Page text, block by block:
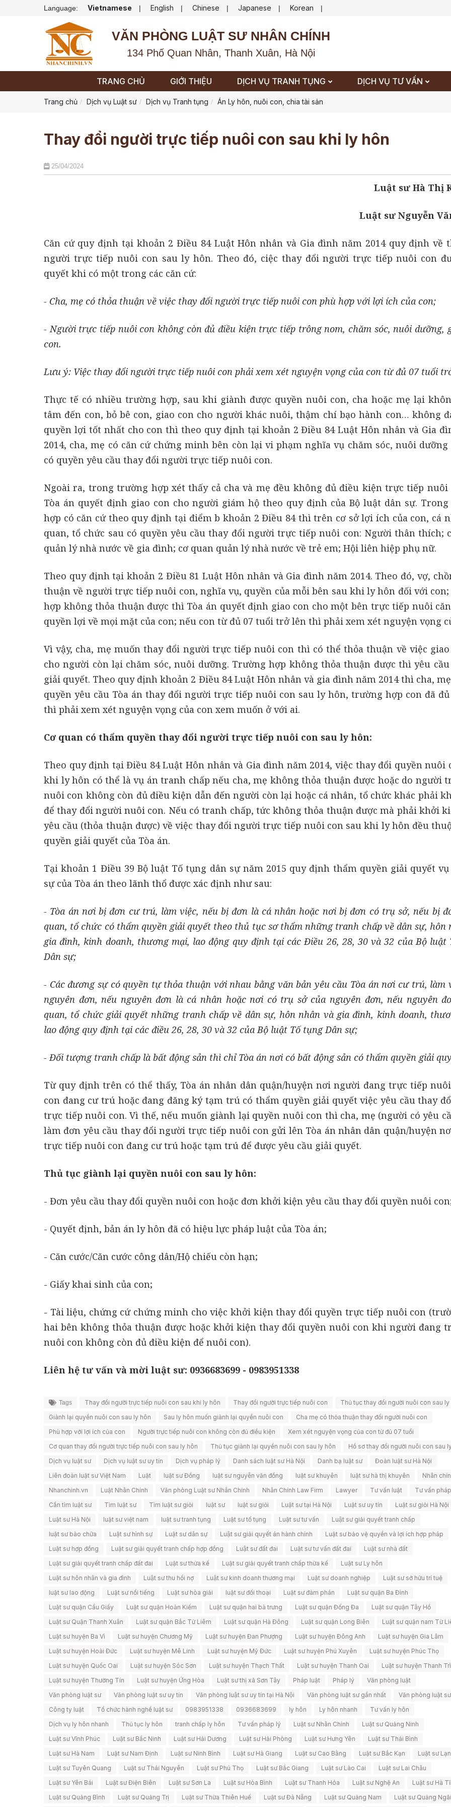
Language: Vietnamese | English | Chinese | Japanese | Korean |
VĂN PHÒNG LUẬT SƯ NHÂN CHÍNH
134 Phố Quan Nhân, Thanh Xuân, Hà Nội
TRANG CHỦ GIỚI THIỆU DỊCH VỤ TRANH TỤNG DỊCH VỤ TƯ VẤN
Trang chủ Dịch vụ Luật sư Dịch vụ Tranh tụng Án Ly hôn, nuôi con, chia tài sản
Thay đổi người trực tiếp nuôi con sau khi ly hôn
25/04/2024
Luật sư Hà Thị
Luật sư Nguyễn
Căn cứ quy định tại khoản 2 Điều 84 Luật Hôn nhân và Gia đình năm 2014 quy định về
người trực tiếp nuôi con sau ly hôn. Theo đó, ciệc thay đổi người trực tiếp nuôi con
quyết khi có một trong các căn cứ:
- Cha, mẹ có thỏa thuận về việc thay đổi người trực tiếp nuôi con phù hợp với lợi ích của con;
- Người trực tiếp nuôi con không còn đủ điều kiện trực tiếp trông nom, chăm sóc, nuôi dưỡng,
con.
Lưu ý: Việc thay đổi người trực tiếp nuôi con phải xem xét nguyện vọng của con từ đủ 07 tuổi
Thực tế có nhiều trường hợp, sau khi giành được quyền nuôi con, cha hoặc mẹ lại
tâm đến con, bỏ bê con, giao con cho người khác nuôi, thậm chí bạo hành con… không
quyền lợi tốt nhất cho con thì theo quy định tại khoản 2 Điều 84 Luật Hôn nhân và Gia
2014, cha, mẹ có căn cứ chứng minh bên còn lại vi phạm nghĩa vụ chăm sóc, nuôi
có quyền yêu cầu thay đổi người trực tiếp nuôi con.
Ngoài ra, trong trường hợp xét thấy cả cha và mẹ đều không đủ điều kiện trực tiếp
Tòa án quyết định giao con cho người giám hộ theo quy định của Bộ luật dân sự.
hợp có căn cứ theo quy định tại điểm b khoản 2 Điều 84 thì trên cơ sở lợi ích của con, cá
quan, tổ chức sau có quyền yêu cầu thay đổi người trực tiếp nuôi con: Người thân thích;
quản lý nhà nước về gia đình; cơ quan quản lý nhà nước về trẻ em; Hội liên hiệp phụ nữ.
Theo quy định tại khoản 2 Điều 81 Luật Hôn nhân và Gia đình năm 2014. Theo đó, vợ,
thuận về người trực tiếp nuôi con, nghĩa vụ, quyền của mỗi bên sau khi ly hôn đối với
hợp không thỏa thuận được thì Tòa án quyết định giao con cho một bên trực tiếp nuôi
quyền lợi về mọi mặt của con; nếu con từ đủ 07 tuổi trở lên thì phải xem xét nguyện vọng
Vì vậy, cha, mẹ muốn thay đổi người trực tiếp nuôi con thì có thể thỏa thuận về việc
cho người còn lại chăm sóc, nuôi dưỡng. Trường hợp không thỏa thuận được thì yêu cầu
giải quyết. Theo quy định khoản 2 Điều 84 Luật Hôn nhân và gia đình năm 2014 thì cha,
quyền yêu cầu Tòa án thay đổi người trực tiếp nuôi con sau ly hôn, trường hợp con đã
thì phải xem xét nguyện vọng của con xem muốn ở với ai.
Cơ quan có thẩm quyền thay đổi người trực tiếp nuôi con sau ly hôn:
Theo quy định tại Điều 84 Luật Hôn nhân và Gia đình năm 2014, việc thay đổi quyền nuôi
khi ly hôn có thể là vụ án tranh chấp nếu cha, mẹ không thỏa thuận được hoặc do người
nuôi con không còn đủ điều kiện dẫn đến người còn lại hoặc cá nhân, tổ chức khác phải
để thay đổi người nuôi con. Nếu có tranh chấp, tức không thỏa thuận được mà phải khởi
yêu cầu (thỏa thuận được) về việc thay đổi người trực tiếp nuôi con sau khi ly hôn đều
quyền giải quyết của Tòa án.
Tại khoản 1 Điều 39 Bộ luật Tố tụng dân sự năm 2015 quy định thẩm quyền giải quyết vụ
sự của Tòa án theo lãnh thổ được xác định như sau:
- Tòa án nơi bị đơn cư trú, làm việc, nếu bị đơn là cá nhân hoặc nơi bị đơn có trụ sở, nếu bị
quan, tổ chức có thẩm quyền giải quyết theo thủ tục sơ thẩm những tranh chấp về dân sự, hôn
gia đình, kinh doanh, thương mại, lao động quy định tại các Điều 26, 28, 30 và 32 của Bộ luật
Dân sự;
- Các đương sự có quyền tự thỏa thuận với nhau bằng văn bản yêu cầu Tòa án nơi cư trú, làm
nguyên đơn, nếu nguyên đơn là cá nhân hoặc nơi có trụ sở của nguyên đơn, nếu nguyên
quan, tổ chức giải quyết những tranh chấp về dân sự, hôn nhân và gia đình, kinh doanh,
lao động quy định tại các điều 26, 28, 30 và 32 của Bộ luật Tố tụng Dân sự;
- Đối tượng tranh chấp là bất động sản thì chỉ Tòa án nơi có bất động sản có thẩm quyền giải
Từ quy định trên có thể thấy, Tòa án nhân dân quận/huyện nơi người đang trực tiếp
con đang cư trú hoặc đang đăng ký tạm trú có thẩm quyền giải quyết việc yêu cầu thay
trực tiếp nuôi con. Vì thế, nếu muốn giành lại quyền nuôi con thì cha, mẹ (người có yêu
làm đơn yêu cầu thay đổi người trực tiếp nuôi con gửi lên Tòa án nhân dân quận/huyện
trực tiếp nuôi con đang cư trú hoặc tạm trú để được yêu cầu giải quyết.
Thủ tục giành lại quyền nuôi con sau ly hôn:
- Đơn yêu cầu thay đổi quyền nuôi con hoặc đơn khởi kiện yêu cầu thay đổi quyền nuôi
- Quyết định, bản án ly hôn đã có hiệu lực pháp luật của Tòa án;
- Căn cước/Căn cước công dân/Hộ chiếu còn hạn;
- Giấy khai sinh của con;
- Tài liệu, chứng cứ chứng minh cho việc khởi kiện thay đổi quyền trực tiếp nuôi con
hai bên không thỏa thuận được hoặc khởi kiện thay đổi quyền nuôi con khi người đang
nuôi con không còn đủ điều kiện để nuôi con).
Liên hệ tư vấn và mời luật sư: 0936683699 - 0983951338
Tags Thay đổi người trực tiếp nuôi con sau khi ly hôn Thay đổi người trực tiếp nuôi con
Thủ tục thay đổi người nuôi con sau ly
Giành lại quyền nuôi con sau ly hôn
Sau ly hôn muốn giành lại quyền nuôi con
Cha mẹ có thỏa thuận thay đổi người nuôi con
Phù hợp với lợi ích của con
Người trực tiếp nuôi con không còn đủ điều kiện
Xem xét nguyện vọng của con từ đủ 07 tuổi
Cơ quan thay đổi người trực tiếp nuôi con sau ly hôn
Thủ tục giành lại quyền nuôi con sau ly hôn
Hồ sơ thay đổi người nuôi con sau
Dịch vụ luật sư
Dịch vụ luật sư uy tín Dịch vụ pháp lý Danh sách luật sư Hà Nội Danh bạ luật sư
Đoàn luật sư Hà Nội
Liên đoàn luật sư Việt Nam
Luật luật sư Đồng luật sư nguyễn văn đồng luật sư khuyên luật sư hà thị khuyên
Nhân
Nhanchinh.vn
Luật Nhân Chính Văn phòng Luật sư Nhân Chính Nhân Chính Law Firm Lawyer Tư vấn luật
Tư vấn
Cần tìm luật sư
Tìm luật sư Tìm luật sư giỏi luật sư luật sư giỏi Luật sư tại Hà Nội Luật sư uy tín
Luật sư giỏi Hà Nội
Luật sư Hà Nội
luật sư việt nam luật sư tranh tụng Luật sư tố tụng Luật sư tư vấn
Luật sư giải quyết tranh chấp
luật sư bào chữa
Luật sư hình sự Luật sư dân sự Luật sư giải quyết án hành chính
Luật sư bảo vệ quyền và lợi ích hợp pháp
Luật sư hợp đồng
Luật sư giải quyết tranh chấp hợp đồng Luật sư đất đai Luật sư tư vấn đất đai
Luật sư nhà đất
Luật sư giải quyết tranh chấp đất đai
Luật sư thừa kế Luật sư giải quyết tranh chấp thừa kế
Luật sư Ly hôn
Luật sư hôn nhân và gia đình
Luật sư thu hồi nợ Luật sư kinh doanh thương mại Luật sư doanh nghiệp
Luật sư sở hữu trí tuệ
luật sư lao động
Luật sư nổi tiếng Luật sư hòa giải luật sư đối thoại Luật sư đàm phán
Luật sư quận Ba Đình
Luật sư quận Cầu Giấy
Luật sư quận Hoàn Kiếm Luật sư quận hai bà trưng Luật sư quận Đống Đa
Luật sư quận Tây Hồ
Luật sư Quận Thanh Xuân
Luật sư quận Bắc Từ Liêm Luật sư quận Hà Đông Luật sư quận Long Biên
Luật sư quận nam Từ
Luật sư huyện Ba Vì
Luật sư huyện Chương Mỹ Luật sư huyện Đan Phượng Luật sư huyện Đông Anh
Luật sư huyện Gia Lâm
Luật sư huyện Hoài Đức
Luật sư huyện Mê Linh Luật sư huyện Mỹ Đức Luật sư huyện Phú Xuyên
Luật sư huyện Phúc Thọ
Luật sư huyện Quốc Oai
Luật sư huyện Sóc Sơn Luật sư huyện Thạch Thất Luật sư huyện Thanh Oai
Luật sư huyện Thanh Trì
Luật sư huyện Thường Tín
Luật sư huyện Ứng Hòa Luật sư thị xã Sơn Tây Pháp luật Pháp lý
Văn phòng luật
Văn phòng luật sư
Văn phòng luật sư uy tín Văn phòng luật sư uy tín tại Hà Nội Văn phòng luật sư gần nhất
Văn phòng luật
Công ty luật
Tổ chức hành nghề luật sư 0983951338 0936683699 ly hôn Ly hôn nhanh
Tư vấn ly hôn
Dịch vụ ly hôn nhanh
Thủ tục ly hôn tranh chấp ly hôn Tư vấn pháp lý Luật sư Nhân Chính
Luật sư Quảng Ninh
Luật sư Vĩnh Phúc
Luật sư Bắc Ninh Luật sư Hải Dương Luật sư Hải Phòng Luật sư Hưng Yên
Luật sư Thái Bình
Luật sư Hà Nam
Luật sư Nam Định Luật sư Ninh Bình Luật sư Hà Giang Luật sư Cao Bằng Luật sư Bắc Kạn
Luật sư
Luật sư Tuyên Quang
Luật sư Thái Nguyên Luật sư Phú Thọ Luật sư Bắc Giang Luật sư Lào Cai
Luật sư Lai Châu
Luật sư Yên Bái
Luật sư Điện Biên Luật sư Sơn La Luật sư Hòa Bình Luật sư Thanh Hóa Luật sư Nghệ An
Luật sư Hà
Luật sư Quảng Bình
Luật sư Quảng Trị Luật sư Thừa Thiên Huế Luật sư Đà Nẵng Luật sư Quảng Nam Luật sư Quảng Ngãi